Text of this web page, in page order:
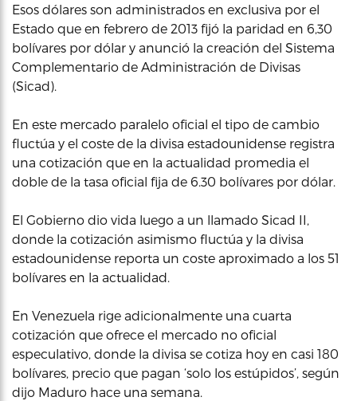
Esos dólares son administrados en exclusiva por el
Estado que en febrero de 2013 fijó la paridad en 6,30
bolívares por dólar y anunció la creación del Sistema
Complementario de Administración de Divisas
(Sicad).
En este mercado paralelo oficial el tipo de cambio
fluctúa y el coste de la divisa estadounidense registra
una cotización que en la actualidad promedia el
doble de la tasa oficial fija de 6.30 bolívares por dólar.
El Gobierno dio vida luego a un llamado Sicad II,
donde la cotización asimismo fluctúa y la divisa
estadounidense reporta un coste aproximado a los 51
bolívares en la actualidad.
En Venezuela rige adicionalmente una cuarta
cotización que ofrece el mercado no oficial
especulativo, donde la divisa se cotiza hoy en casi 180
bolívares, precio que pagan ‘solo los estúpidos’, según
dijo Maduro hace una semana.